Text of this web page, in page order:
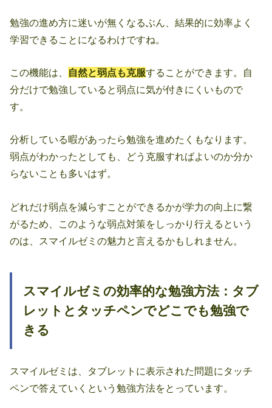
勉強の進め方に迷いが無くなるぶん、結果的に効率よく
学習できることになるわけですね。
この機能は、 自然と弱点も克服することができます。自
分だけで勉強していると弱点に気が付きにくいもので
す。
分析している暇があったら勉強を進めたくもなります。
弱点がわかったとしても、どう克服すればよいのか分か
らないことも多いはず。
どれだけ弱点を減らすことができるかが学力の向上に繋
がるため、このような弱点対策をしっかり行えるという
のは、スマイルゼミの魅力と言えるかもしれません。
スマイルゼミの効率的な勉強方法：タブ
レットとタッチペンでどこでも勉強で
きる
スマイルゼミは、タブレットに表示された問題にタッチ
ペンで答えていくという勉強方法をとっています。